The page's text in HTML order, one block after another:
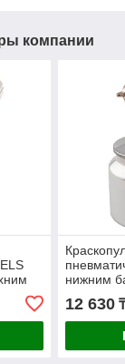
компании
нижним
12 630